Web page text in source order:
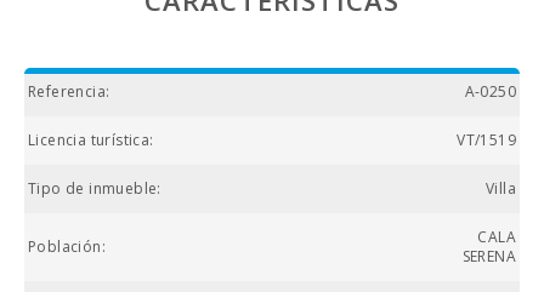
Referencia: A-0250
Licencia turística: VT/1519
Tipo de inmueble: Villa
Población:
CALA
SERENA